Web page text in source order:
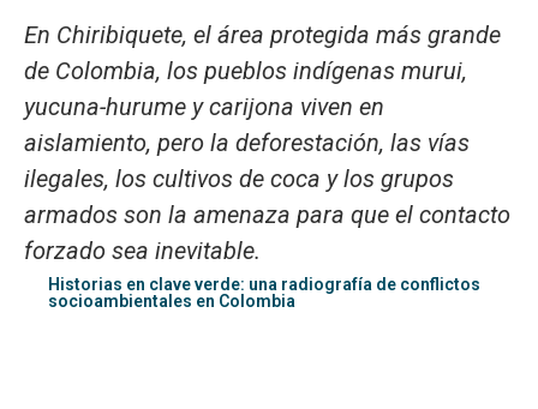
En Chiribiquete, el área protegida más grande
de Colombia, los pueblos indígenas murui,
yucuna-hurume y carijona viven en
aislamiento, pero la deforestación, las vías
ilegales, los cultivos de coca y los grupos
armados son la amenaza para que el contacto
forzado sea inevitable.
Historias en clave verde: una radiografía de conflictos
socioambientales en Colombia